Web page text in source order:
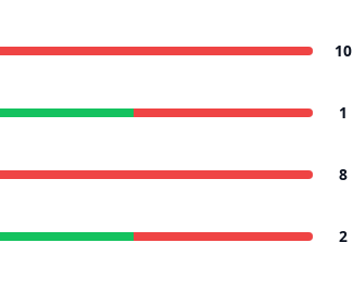
10
1
8
2